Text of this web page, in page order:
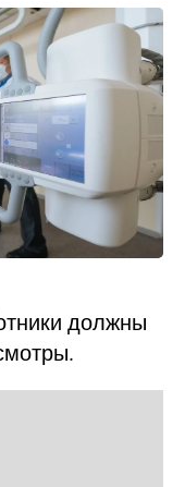
должны